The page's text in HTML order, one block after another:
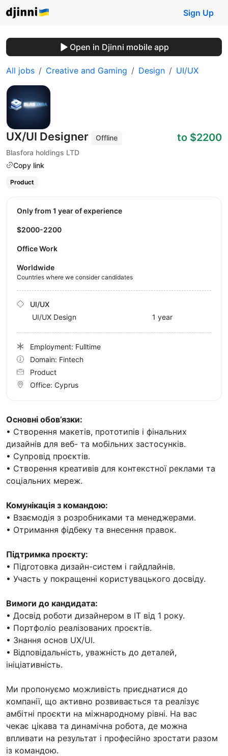
Sign Up
Open in Djinni mobile app
All jobs Creative and Gaming Design UI/UX
UX/UI Designer
Offline
Blasfora holdings LTD
Copy link
to $2200
Product
Основні обов’язки:
• Створення макетів, прототипів і фінальних
дизайнів для веб- та мобільних застосунків.
• Супровід проєктів.
• Створення креативів для контекстної реклами та
соціальних мереж.
Комунікація з командою:
• Взаємодія з розробниками та менеджерами.
• Отримання фідбеку та внесення правок.
Підтримка проєкту:
• Підготовка дизайн-систем і гайдлайнів.
• Участь у покращенні користувацького досвіду.
Вимоги до кандидата:
• Досвід роботи дизайнером в IT від 1 року.
• Портфоліо реалізованих проєктів.
• Знання основ UX/UI.
• Відповідальність, уважність до деталей,
ініціативність.
Ми пропонуємо можливість приєднатися до
компанії, що активно розвивається та реалізує
амбітні проєкти на міжнародному рівні. На вас
чекає цікава та динамічна робота, де можна
впливати на результат і професійно зростати разом
із командою.
Only from 1 year of experience
$2000-2200
Office Work
Worldwide
Countries where we consider candidates
UI/UX
UI/UX Design
1 year
Employment: Fulltime
Domain: Fintech
Product
Office: Cyprus